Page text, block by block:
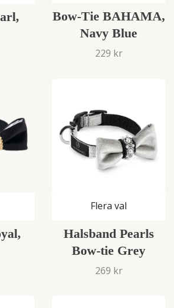
Bow-Tie BAHAMA,
Navy Blue
229 kr
Flera val
Halsband Pearls
Bow-tie Grey
269 kr